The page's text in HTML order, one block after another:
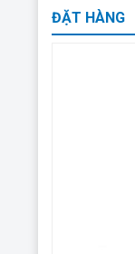
ĐẶT HÀNG